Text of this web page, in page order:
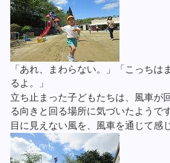
「あれ、まわらない。」「こっちは
るよ。」
立ち止まった子どもたちは、風車が
る向きと回る場所に気づいたようです
目に見えない風を、風車を通じて感